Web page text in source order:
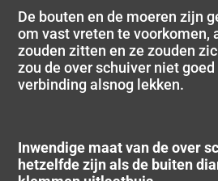
De bouten en de moeren zijn
om vast vreten te voorkomen,
zouden zitten en ze zouden
zou de over schuiver niet
verbinding alsnog lekken.
Inwendige maat van de over
hetzelfde zijn als de buiten